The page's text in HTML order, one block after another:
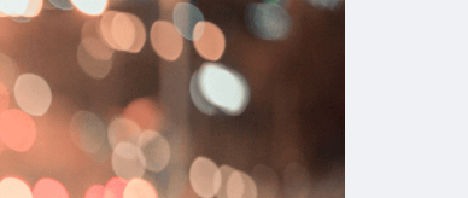
来自：古腾堡区块，短代码演示
很好！
来自： 酒店预订应用程序用户界面套件下载